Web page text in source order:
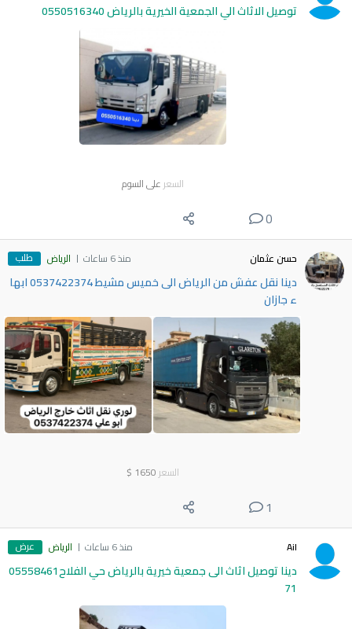
توصيل الاثاث الي الجمعية الخيرية بالرياض 0550516340
السعر على السوم
0
حسن عثمان منذ 6 ساعات الرياض طلب
دينا نقل عفش من الرياض الى خميس مشيط 0537422374 ابها
ء جازان
السعر 1650
$
1
Ail منذ 6 ساعات الرياض عرض
دينا توصيل اثاث الى جمعية خيرية بالرياض حي الفلاح05558461
71